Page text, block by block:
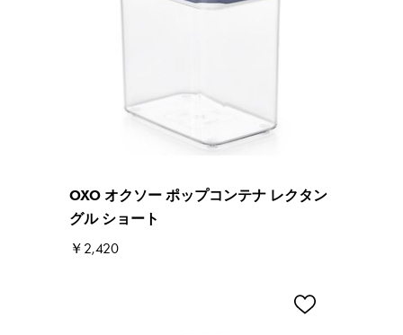
OXO オクソー ポップコンテナ レクタン
グル ショート
￥2,420